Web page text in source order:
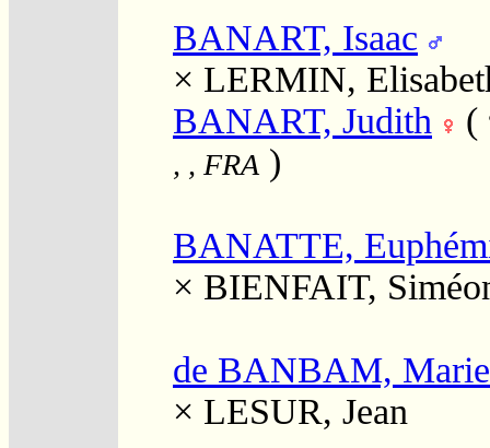
BANART, Isaac
× LERMIN,
BANART, Judith
(
, , FRA )
BANATTE,
× BIENFAIT,
de BANBAM, Marie
× LESUR, Jean